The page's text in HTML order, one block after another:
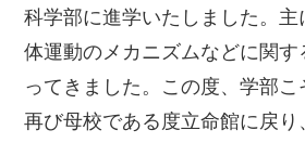
科学部に進学いたしました。
体運動のメカニズムなどに関
ってきました。この度、学部こ
再び母校である度立命館に戻